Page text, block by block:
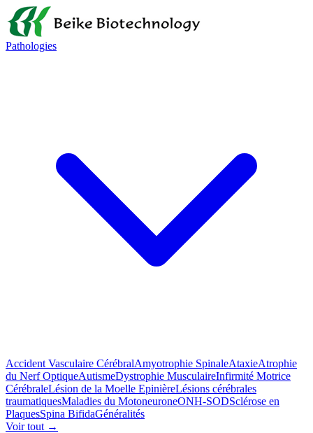
Pathologies
Accident Vasculaire CérébralAmyotrophie SpinaleAtaxieAtrophie
du Nerf OptiqueAutismeDystrophie MusculaireInfirmité Motrice
CérébraleLésion de la Moelle EpinièreLésions cérébrales
traumatiquesMaladies du MotoneuroneONH-SODSclérose en
PlaquesSpina BifidaGénéralités
Voir tout →